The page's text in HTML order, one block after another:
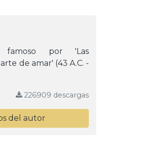
famoso por 'Las
de amar' (43 A.C. -
226909 descargas
del autor